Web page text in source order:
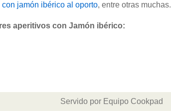
jamón ibérico al oporto, entre otras muchas.
aperitivos con Jamón ibérico:
Servido por Equipo Cookpad